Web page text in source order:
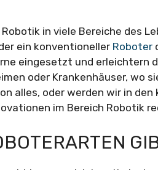
in viele Bereiche des
ein konventioneller Roboter
eingesetzt und erleichtern
oder Krankenhäuser, wo
alles, oder werden wir in
im Bereich Robotik